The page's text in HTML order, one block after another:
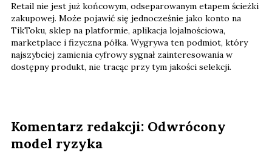
Retail nie jest już końcowym, odseparowanym etapem ścieżki
zakupowej. Może pojawić się jednocześnie jako konto na
TikToku, sklep na platformie, aplikacja lojalnościowa,
marketplace i fizyczna półka. Wygrywa ten podmiot, który
najszybciej zamienia cyfrowy sygnał zainteresowania w
dostępny produkt, nie tracąc przy tym jakości selekcji.
Komentarz redakcji: Odwrócony
model ryzyka